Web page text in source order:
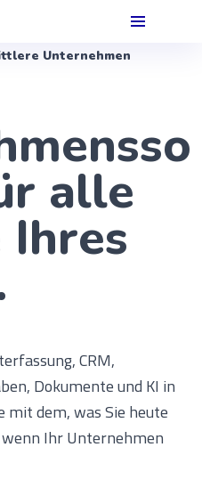
Unternehmen
alle
Ihres
CRM,
Dokumente und KI in
dem, was Sie heute
Ihr Unternehmen